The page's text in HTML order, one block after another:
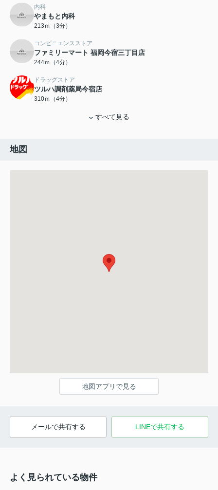
内科
やまもと内科
213ｍ（3分）
コンビニエンスストア
ファミリーマート 福岡今宿三丁目店
244ｍ（4分）
ドラッグストア
ツルハ調剤薬局今宿店
310ｍ（4分）
すべて見る
地図
地図アプリで見る
メールで共有する LINEで共有する
よく見られている物件